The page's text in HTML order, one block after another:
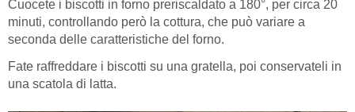
Cuocete i biscotti in forno preriscaldato a 180°, per circa 20
minuti, controllando però la cottura, che può variare a
seconda delle caratteristiche del forno.
Fate raffreddare i biscotti su una gratella, poi conservateli in
una scatola di latta.